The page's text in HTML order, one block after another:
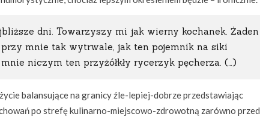
dni. Towarzyszy mi jak wierny kochanek. Żaden
mnie tak wytrwale, jak ten pojemnik na siki
niczym ten przyżółkły rycerzyk pęcherza. (…)
balansujące na granicy źle-lepiej-dobrze przedstawiając
po strefę kulinarno-miejscowo-zdrowotną zarówno przed